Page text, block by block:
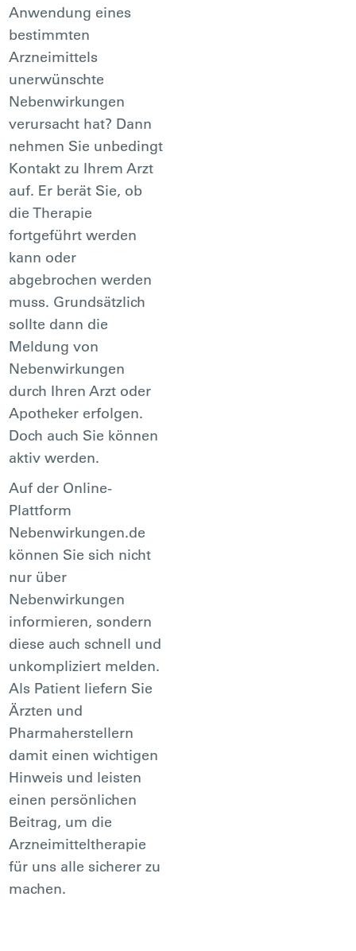
Anwendung eines
bestimmten
Arzneimittels
unerwünschte
Nebenwirkungen
verursacht hat? Dann
nehmen Sie unbedingt
Kontakt zu Ihrem Arzt
auf. Er berät Sie, ob
die Therapie
fortgeführt werden
kann oder
abgebrochen werden
muss. Grundsätzlich
sollte dann die
Meldung von
Nebenwirkungen
durch Ihren Arzt oder
Apotheker erfolgen.
Doch auch Sie können
aktiv werden.
Auf der Online-
Plattform
Nebenwirkungen.de
können Sie sich nicht
nur über
Nebenwirkungen
informieren, sondern
diese auch schnell und
unkompliziert melden.
Als Patient liefern Sie
Ärzten und
Pharmaherstellern
damit einen wichtigen
Hinweis und leisten
einen persönlichen
Beitrag, um die
Arzneimitteltherapie
für uns alle sicherer zu
machen.